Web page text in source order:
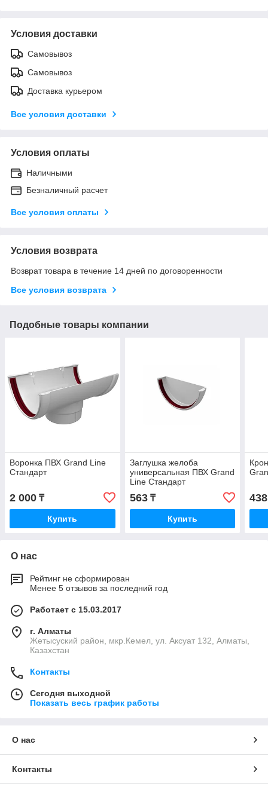
Условия доставки
Самовывоз
Самовывоз
Доставка курьером
Все условия доставки
Условия оплаты
Наличными
Безналичный расчет
Все условия оплаты
Условия возврата
Возврат товара в течение 14 дней по договоренности
Все условия возврата
Подобные товары компании
Воронка ПВХ Grand Line
Стандарт
2 000 ₸
Купить
Заглушка желоба
универсальная ПВХ Grand
Line Стандарт
563₸
Купить
438
О нас
Рейтинг не сформирован
Менее 5 отзывов за последний год
Работает с 15.03.2017
г. Алматы
Жетысуский район, мкр.Кемел, ул. Аксуат 132, Алматы,
Казахстан
Контакты
Сегодня выходной
Показать весь график работы
О нас
Контакты